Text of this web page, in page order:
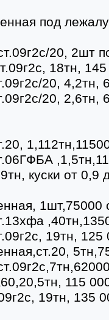
под
20, 2шт
18тн,
20, 4,2тн,
20, 2,6тн,
куски от
19тн,
115
19тн, 135